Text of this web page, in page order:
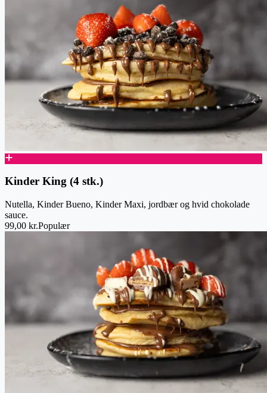
Kinder King (4 stk.)
Nutella, Kinder Bueno, Kinder Maxi, jordbær og hvid chokolade
sauce.
99,00 kr.Populær